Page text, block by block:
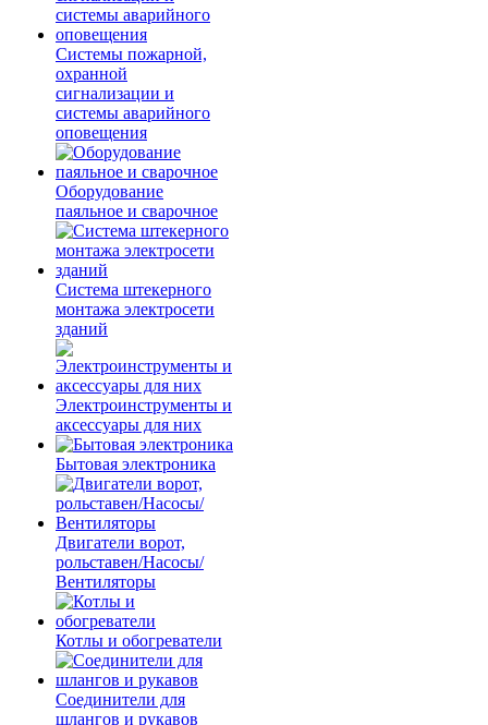
Системы пожарной,
охранной
сигнализации и
системы аварийного
оповещения
Оборудование
паяльное и сварочное
Система штекерного
монтажа электросети
зданий
Электроинструменты и
аксессуары для них
Бытовая электроника
Двигатели ворот,
рольставен/Насосы/
Вентиляторы
Котлы и обогреватели
Соединители для
шлангов и рукавов